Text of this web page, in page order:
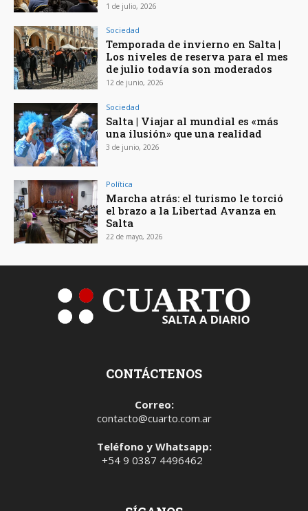
1 de julio, 2026
Sociedad
Temporada de invierno en Salta |
Los niveles de reserva para el mes
de julio todavía son moderados
12 de junio, 2026
Sociedad
Salta | Viajar al mundial es «más
una ilusión» que una realidad
3 de junio, 2026
Política
Marcha atrás: el turismo le torció
el brazo a la Libertad Avanza en
Salta
22 de mayo, 2026
CONTÁCTENOS
Correo:
contacto@cuarto.com.ar
Teléfono y Whatsapp:
+54 9 0387 4496462